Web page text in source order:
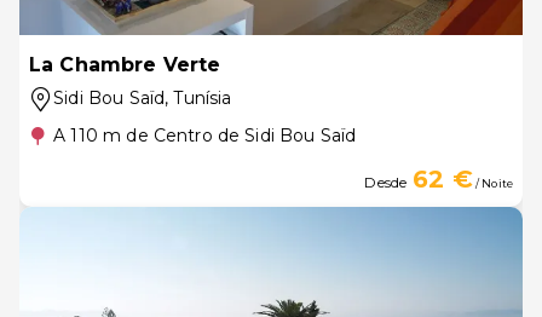
La Chambre Verte
Sidi Bou Saïd, Tunísia
A 110 m de Centro de Sidi Bou Saïd
Desde 62 €/ Noite